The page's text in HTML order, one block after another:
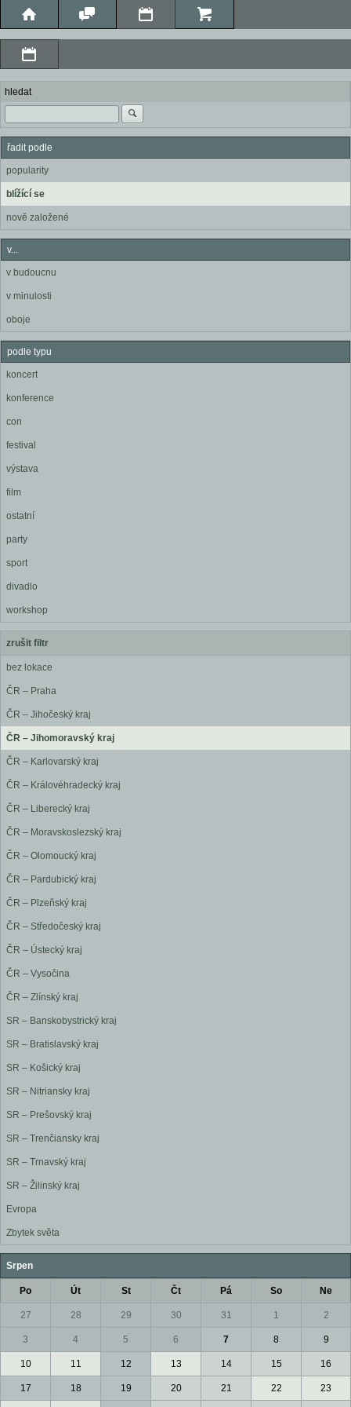
hledat
řadit podle
popularity
blížící se
nově založené
v...
v budoucnu
v minulosti
oboje
podle typu
koncert
konference
con
festival
výstava
film
ostatní
party
sport
divadlo
workshop
zrušit filtr
bez lokace
ČR – Praha
ČR – Jihočeský kraj
ČR – Jihomoravský kraj
ČR – Karlovarský kraj
ČR – Královéhradecký kraj
ČR – Liberecký kraj
ČR – Moravskoslezský kraj
ČR – Olomoucký kraj
ČR – Pardubický kraj
ČR – Plzeňský kraj
ČR – Středočeský kraj
ČR – Ústecký kraj
ČR – Vysočina
ČR – Zlínský kraj
SR – Banskobystrický kraj
SR – Bratislavský kraj
SR – Košický kraj
SR – Nitriansky kraj
SR – Prešovský kraj
SR – Trenčiansky kraj
SR – Trnavský kraj
SR – Žilinský kraj
Evropa
Zbytek světa
Srpen
Po Út St Čt Pá So Ne
27 28 29 30 31 1 2
3 4 5 6 7 8 9
10 11 12 13 14 15 16
17 18 19 20 21 22 23